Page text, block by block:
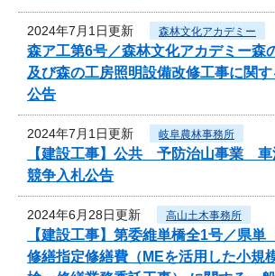
2024年7月1日更新 森林文化アカデミー
森ア工第6号／森林文化アカデミー森
及び森の工房照明設備改修工事に関
公告
2024年7月1日更新 岐阜農林事務所
【建設工事】公共 予防治山事業 車
競争入札公告
2024年6月28日更新 高山土木事務所
【建設工事】第委維単橋全1号／県
修繕指定修繕費（MEを活用した小規